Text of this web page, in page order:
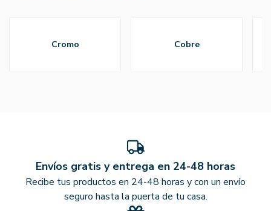
cromo cobre
Envíos gratis y entrega en 24-48 horas
Recibe tus productos en 24-48 horas y con un envío
seguro hasta la puerta de tu casa.